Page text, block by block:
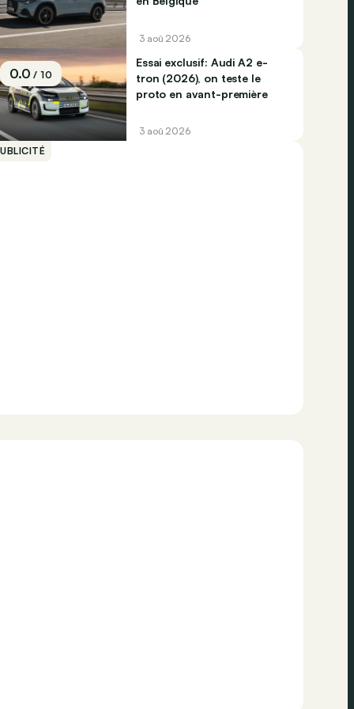
3 aoû 2026
0.0/ 10
Essai exclusif: Audi A2 e-
tron (2026), on teste le
proto en avant-première
3 aoû 2026